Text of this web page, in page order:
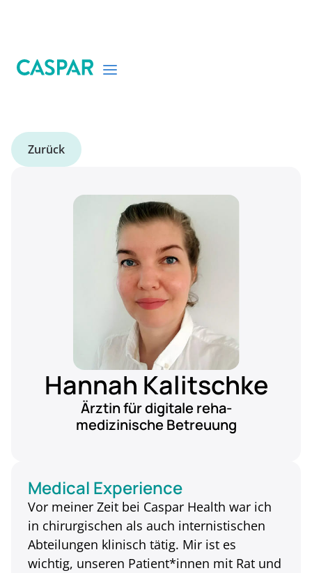
Zurück
Hannah Kalitschke
Ärztin für digitale reha-
medizinische Betreuung
Medical Experience
Vor meiner Zeit bei Caspar Health war ich
in chirurgischen als auch internistischen
Abteilungen klinisch tätig. Mir ist es
wichtig, unseren Patient*innen mit Rat und